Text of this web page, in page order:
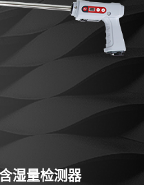
湿量检测器